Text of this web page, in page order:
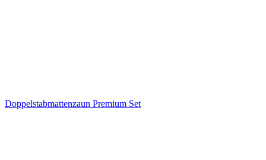
Doppelstabmattenzaun Premium Set